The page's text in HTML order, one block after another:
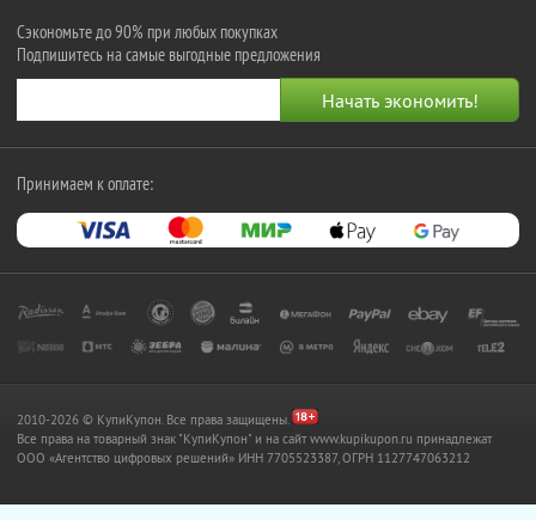
Сэкономьте до 90% при любых покупках
Подпишитесь на самые выгодные предложения
Принимаем к оплате:
2010-2026 © КупиКупон. Все права защищены.
Все права на товарный знак "КупиКупон" и на сайт www.kupikupon.ru принадлежат
OOO «Агентство цифровых решений» ИНН 7705523387, ОГРН 1127747063212